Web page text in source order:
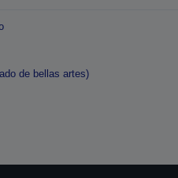
de bellas artes)